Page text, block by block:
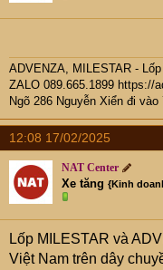
ADVENZA, MILESTAR -
ZALO 089.665.1899 https://
Ngõ 286 Nguyễn Xiển đi
12:08 17/02/2025
NAT Center
Xe tăng {Kinh
Lốp MILESTAR và
Việt Nam trên dây